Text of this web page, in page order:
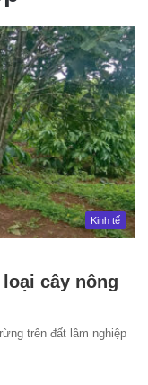
Kinh tế
cây nông
trên đất lâm nghiệp